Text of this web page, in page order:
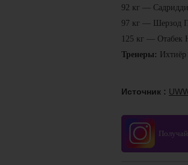
92 кг —
97 кг — Шерзод
125 кг — Отабек
Тренеры:
Источник :